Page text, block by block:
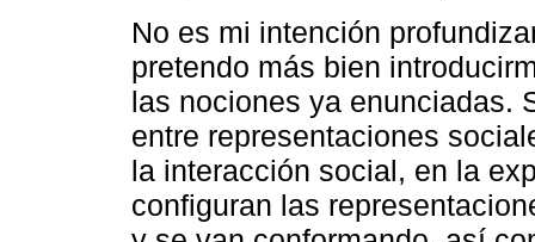
No es mi intención
pretendo más bien
las nociones ya enunciadas.
entre representaciones
la interacción social, en la
configuran las